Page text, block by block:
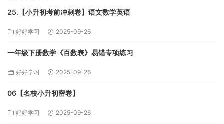
25.【小升初考前冲刺卷】语文数学英语
好好学习 2025-09-26
一年级下册数学《百数表》易错专项练习
好好学习 2025-09-26
06【名校小升初密卷】
好好学习 2025-09-26